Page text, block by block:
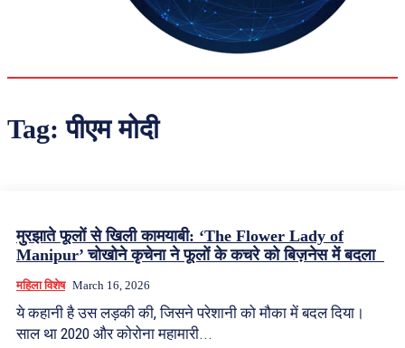
Tag:पीएम मोदी
मुरझाते फूलों से खिली कामयाबी: ‘The Flower Lady of
Manipur’ चोखोने कृचेना ने फूलों के कचरे को बिज़नेस में बदला
महिला विशेष March 16, 2026
ये कहानी है उस लड़की की, जिसने परेशानी को मौका में बदल दिया।
साल था 2020 और कोरोना महामारी...